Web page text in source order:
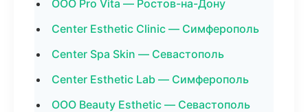
ООО Pro Vita — Ростов-на-Дону
Center Esthetic Clinic — Симферополь
Center Spa Skin — Севастополь
Center Esthetic Lab — Симферополь
ООО Beauty Esthetic — Севастополь